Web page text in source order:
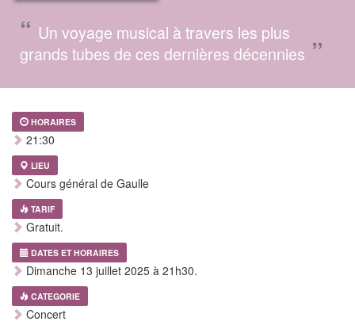
“ Un voyage musical à travers les plus
grands tubes de ces dernières décennies ”
HORAIRES
21:30
LIEU
Cours général de Gaulle
TARIF
Gratuit.
DATES ET HORAIRES
Dimanche 13 juillet 2025 à 21h30.
CATEGORIE
Concert